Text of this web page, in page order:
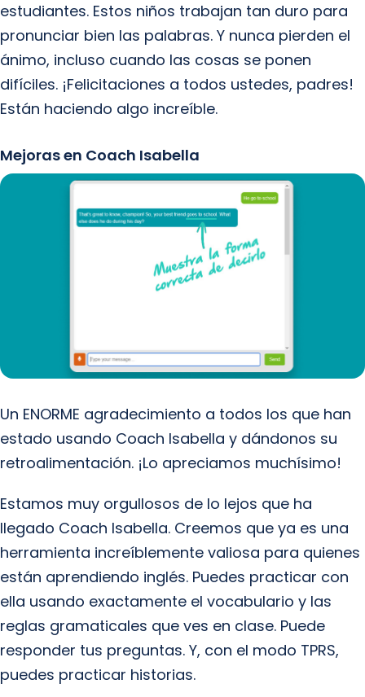
estudiantes. Estos niños trabajan tan duro para
pronunciar bien las palabras. Y nunca pierden el
ánimo, incluso cuando las cosas se ponen
difíciles. ¡Felicitaciones a todos ustedes, padres!
Están haciendo algo increíble.
Mejoras en Coach Isabella
Un ENORME agradecimiento a todos los que han
estado usando Coach Isabella y dándonos su
retroalimentación. ¡Lo apreciamos muchísimo!
Estamos muy orgullosos de lo lejos que ha
llegado Coach Isabella. Creemos que ya es una
herramienta increíblemente valiosa para quienes
están aprendiendo inglés. Puedes practicar con
ella usando exactamente el vocabulario y las
reglas gramaticales que ves en clase. Puede
responder tus preguntas. Y, con el modo TPRS,
puedes practicar historias.